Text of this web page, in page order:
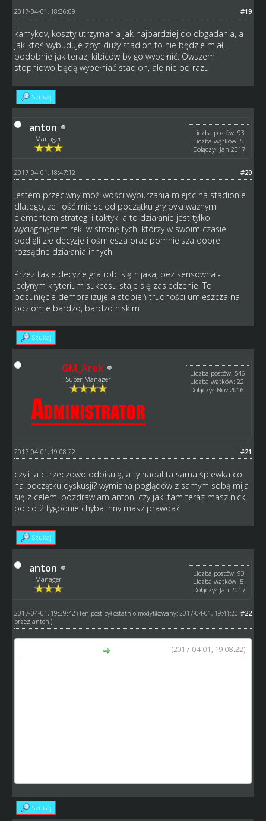
#19
2017-04-01, 18:36:09
kamykov, koszty utrzymania jak najbardziej do obgadania, a
jak ktoś wybuduje zbyt duży stadion to nie będzie miał,
podobnie jak teraz, kibiców by go wypełnić. Owszem
stopniowo będą wypełniać stadion, ale nie od razu
Szukaj
anton
Manager
Liczba postów: 93
Liczba wątków: 5
Dołączył: Jan 2017
#20
2017-04-01, 18:47:12
Jestem przeciwny możliwości wyburzania miejsc na stadionie
dlatego, że ilość miejsc od początku gry była ważnym
elementem strategi i taktyki a to działanie jest tylko
wyciągnięciem reki w stronę tych, którzy w swoim czasie
podjęli złe decyzje i ośmiesza oraz pomniejsza dobre
rozsądne działania innych.
Przez takie decyzje gra robi się nijaka, bez sensowna -
jedynym kryterium sukcesu staje się zasiedzenie. To
posunięcie demoralizuje a stopień trudności umieszcza na
poziomie bardzo, bardzo niskim.
Szukaj
GM_Arek
Super Manager
Liczba postów: 546
Liczba wątków: 22
Dołączył: Nov 2016
#21
2017-04-01, 19:08:22
czyli ja ci rzeczowo odpisuję, a ty nadal ta sama śpiewka co
na początku dyskusji? wymiana poglądów z samym sobą mija
się z celem. pozdrawiam anton, czy jaki tam teraz masz nick,
bo co 2 tygodnie chyba inny masz prawda?
Szukaj
anton
Manager
Liczba postów: 93
Liczba wątków: 5
Dołączył: Jan 2017
#22
2017-04-01, 19:39:42 (Ten post był ostatnio modyfikowany: 2017-04-01, 19:41:20
przez anton .)
(2017-04-01, 19:08:22)
Szukaj